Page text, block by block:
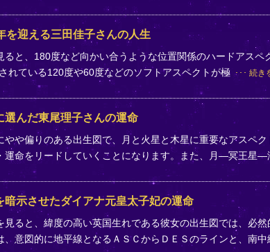
を迎える三田佳子さんの人生
ると、180度など向かい合うような位置関係のハードアスペ
れている120度や60度などのソフトアスペクトが極
続き
選んだ東尾理子さんの運命
やや偏りのある出生図で、月と火星と木星に重要なアスペ
運命をリードしていくことになります。また、月―冥王星―
暗示させたダイアナ元皇太子妃の運命
見ると、緯度の高い英国生れである彼女の出生図では、必
、意図的に地平線となるＡＳＣからＤＥＳのラインと、南中